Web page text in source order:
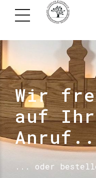
Wir
auf
... oder